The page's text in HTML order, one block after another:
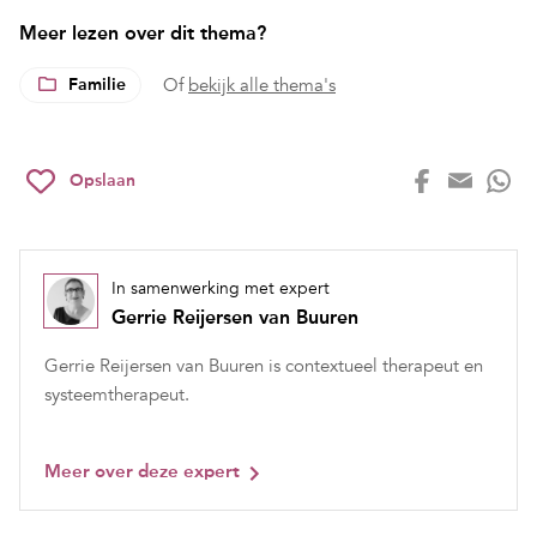
Meer lezen over dit thema?
Familie Of bekijk alle thema's
Opslaan
In samenwerking met expert
Gerrie Reijersen van Buuren
Gerrie Reijersen van Buuren is contextueel therapeut en
systeemtherapeut.
Meer over deze expert